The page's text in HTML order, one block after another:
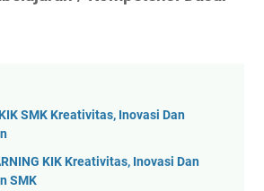
SMK Kreativitas, Inovasi Dan
KIK Kreativitas, Inovasi Dan
SMK